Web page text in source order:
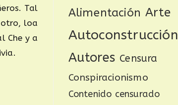
Tal
otro, loa
Che y a
Alimentación Arte
Autoconstrucción
Autores Censura
Conspiracionismo
Contenido censurado